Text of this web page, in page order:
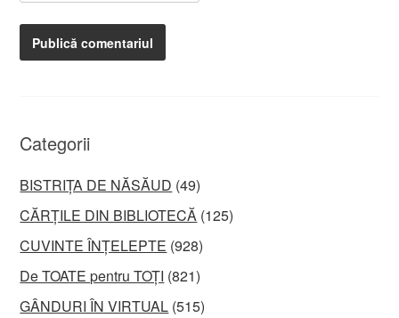
Categorii
BISTRIȚA DE NĂSĂUD (49)
CĂRȚILE DIN BIBLIOTECĂ (125)
CUVINTE ÎNȚELEPTE (928)
De TOATE pentru TOȚI (821)
GÂNDURI ÎN VIRTUAL (515)